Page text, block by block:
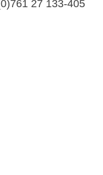
27 133-405